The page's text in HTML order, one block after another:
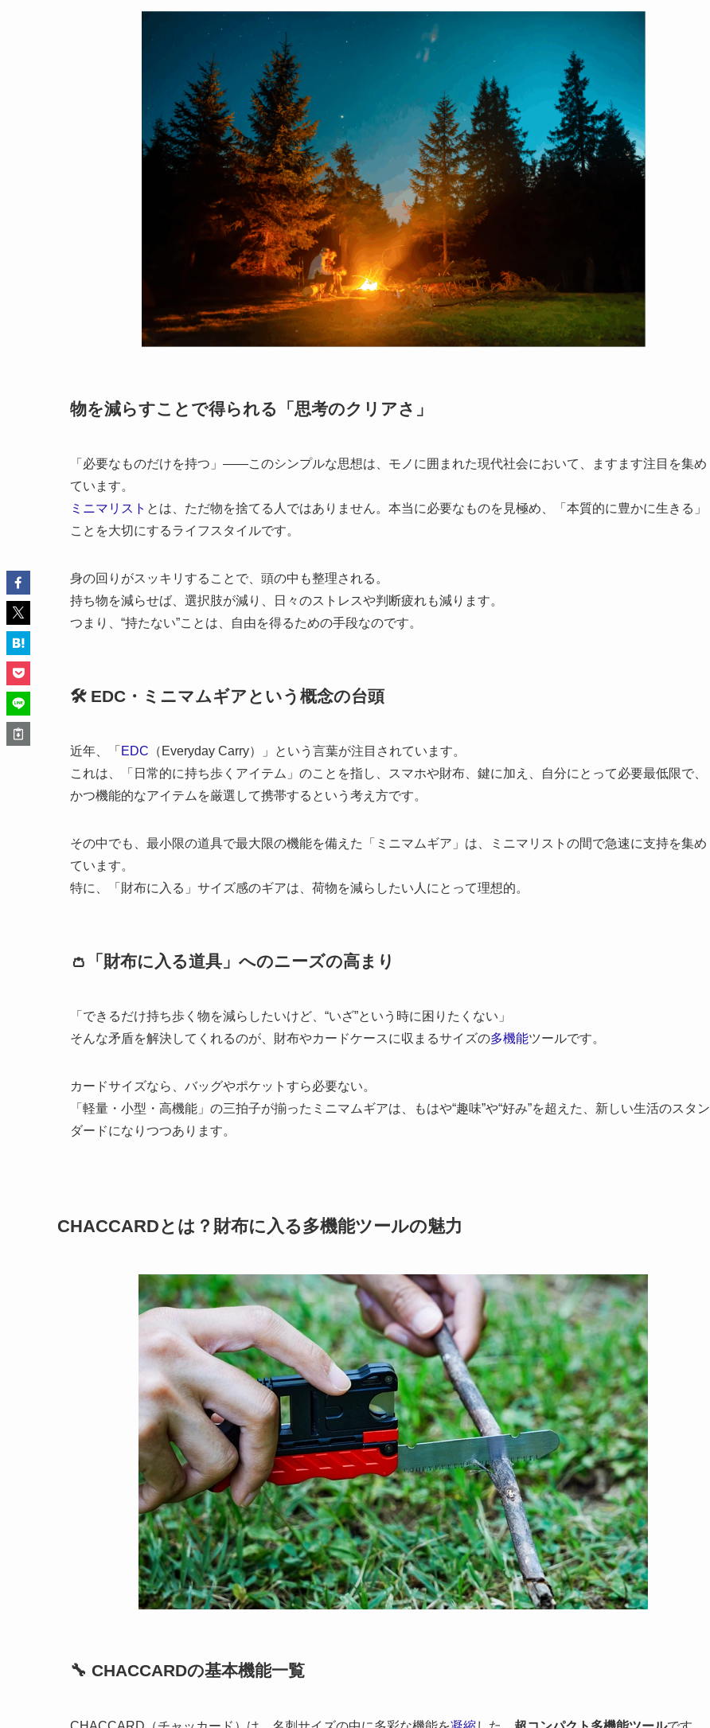
物を減らすことで得られる「思考のクリアさ」
「必要なものだけを持つ」——このシンプルな思想は、モノに囲まれた現代社会において、ますます注目を集め
ています。
ミニマリスト とは、ただ物を捨てる人ではありません。本当に必要なものを見極め、「本質的に豊かに生きる」
ことを大切にするライフスタイルです。
身の回りがスッキリすることで、頭の中も整理される。
持ち物を減らせば、選択肢が減り、日々のストレスや判断疲れも減ります。
つまり、“持たない”ことは、自由を得るための手段なのです。
🛠 EDC・ミニマムギアという概念の台頭
近年、「 EDC （Everyday Carry）」という言葉が注目されています。
これは、「日常的に持ち歩くアイテム」のことを指し、スマホや財布、鍵に加え、自分にとって必要最低限で、
かつ機能的なアイテムを厳選して携帯するという考え方です。
その中でも、最小限の道具で最大限の機能を備えた「ミニマムギア」は、ミニマリストの間で急速に支持を集め
ています。
特に、「財布に入る」サイズ感のギアは、荷物を減らしたい人にとって理想的。
👛「財布に入る道具」へのニーズの高まり
「できるだけ持ち歩く物を減らしたいけど、“いざ”という時に困りたくない」
そんな矛盾を解決してくれるのが、財布やカードケースに収まるサイズの多機能ツールです。
カードサイズなら、バッグやポケットすら必要ない。
「軽量・小型・高機能」の三拍子が揃ったミニマムギアは、もはや“趣味”や“好み”を超えた、新しい生活のスタン
ダードになりつつあります。
CHACCARDとは？財布に入る多機能ツールの魅力
🔧 CHACCARDの基本機能一覧